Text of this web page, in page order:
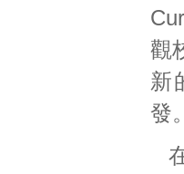
觀
新
發。